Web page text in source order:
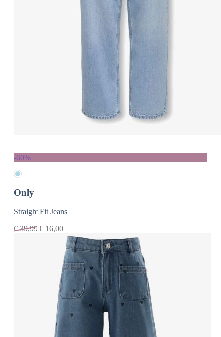
-60%
Only
Straight Fit Jeans
€39,99 € 16,00